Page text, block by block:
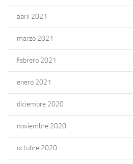
abril 2021
marzo 2021
febrero 2021
enero 2021
diciembre 2020
noviembre 2020
octubre 2020